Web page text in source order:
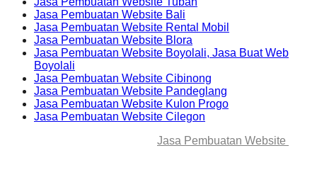
Jasa Pembuatan Website Bali
Jasa Pembuatan Website Rental Mobil
Jasa Pembuatan Website Blora
Jasa Pembuatan Website Boyolali, Jasa Buat Web
Boyolali
Jasa Pembuatan Website Cibinong
Jasa Pembuatan Website Pandeglang
Jasa Pembuatan Website Kulon Progo
Jasa Pembuatan Website Cilegon
Jasa Pembuatan Website